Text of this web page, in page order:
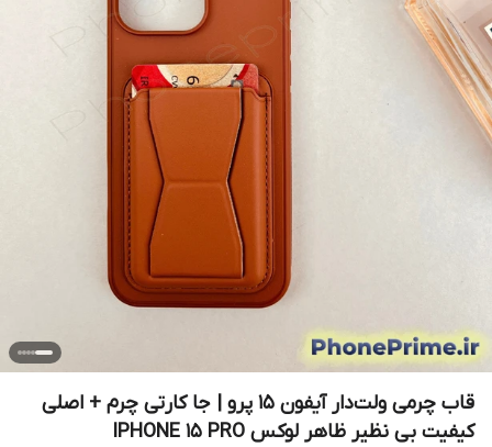
قاب چرمی ولت‌دار آیفون 15 پرو | جا کارتی چرم + اصلی
کیفیت بی نظیر ظاهر لوکس IPHONE 15 PRO